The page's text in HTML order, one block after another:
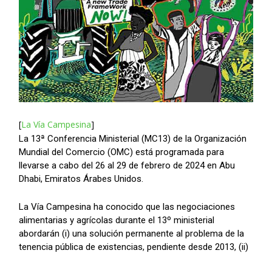
[La Vía Campesina]
La 13ª Conferencia Ministerial (MC13) de la Organización
Mundial del Comercio (OMC) está programada para
llevarse a cabo del 26 al 29 de febrero de 2024 en Abu
Dhabi, Emiratos Árabes Unidos.
La Vía Campesina ha conocido que las negociaciones
alimentarias y agrícolas durante el 13º ministerial
abordarán (i) una solución permanente al problema de la
tenencia pública de existencias, pendiente desde 2013, (ii)